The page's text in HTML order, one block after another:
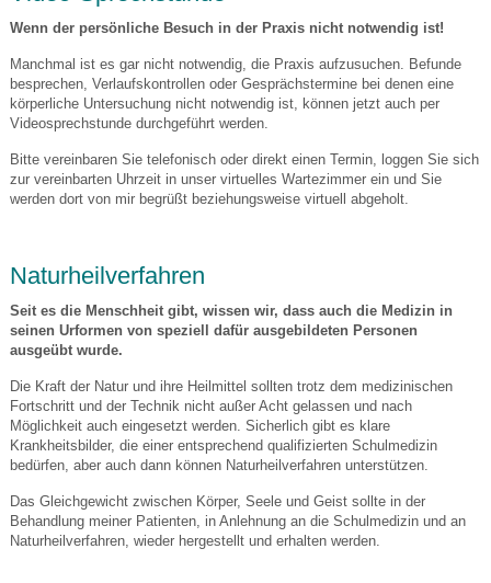
Wenn der persönliche Besuch in der Praxis nicht notwendig ist!
Manchmal ist es gar nicht notwendig, die Praxis aufzusuchen. Befunde
besprechen, Verlaufskontrollen oder Gesprächstermine bei denen eine
körperliche Untersuchung nicht notwendig ist, können jetzt auch per
Videosprechstunde durchgeführt werden.
Bitte vereinbaren Sie telefonisch oder direkt einen Termin, loggen Sie sich
zur vereinbarten Uhrzeit in unser virtuelles Wartezimmer ein und Sie
werden dort von mir begrüßt beziehungsweise virtuell abgeholt.
Naturheilverfahren
Seit es die Menschheit gibt, wissen wir, dass auch die Medizin in
seinen Urformen von speziell dafür ausgebildeten Personen
ausgeübt wurde.
Die Kraft der Natur und ihre Heilmittel sollten trotz dem medizinischen
Fortschritt und der Technik nicht außer Acht gelassen und nach
Möglichkeit auch eingesetzt werden. Sicherlich gibt es klare
Krankheitsbilder, die einer entsprechend qualifizierten Schulmedizin
bedürfen, aber auch dann können Naturheilverfahren unterstützen.
Das Gleichgewicht zwischen Körper, Seele und Geist sollte in der
Behandlung meiner Patienten, in Anlehnung an die Schulmedizin und an
Naturheilverfahren, wieder hergestellt und erhalten werden.